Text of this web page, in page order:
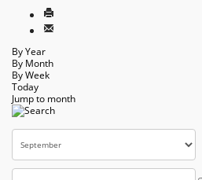
By Year
By Month
By Week
Today
Jump to month